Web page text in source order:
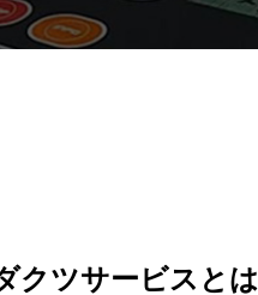
クツサービスとは